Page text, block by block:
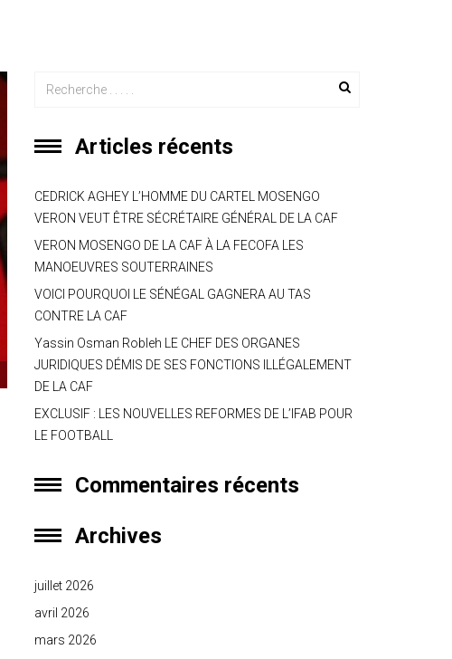
Articles récents
CEDRICK AGHEY L’HOMME DU CARTEL MOSENGO
VERON VEUT ÊTRE SÉCRÉTAIRE GÉNÉRAL DE LA CAF
VERON MOSENGO DE LA CAF À LA FECOFA LES
MANOEUVRES SOUTERRAINES
VOICI POURQUOI LE SÉNÉGAL GAGNERA AU TAS
CONTRE LA CAF
Yassin Osman Robleh LE CHEF DES ORGANES
JURIDIQUES DÉMIS DE SES FONCTIONS ILLÉGALEMENT
DE LA CAF
EXCLUSIF : LES NOUVELLES REFORMES DE L’IFAB POUR
LE FOOTBALL
Commentaires récents
Archives
juillet 2026
avril 2026
mars 2026